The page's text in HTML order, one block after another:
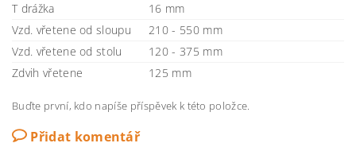
T drážka
16 mm
Vzd. vřetene od sloupu
210 - 550 mm
Vzd. vřetene od stolu
120 - 375 mm
Zdvih vřetene
125 mm
Buďte první, kdo napíše příspěvek k této položce.
Přidat komentář